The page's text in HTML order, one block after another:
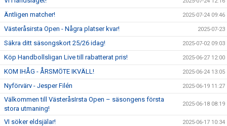
Äntligen matcher! 2025-07-24 09:46
Västeråsirsta Open - Några platser kvar! 2025-07-23
Säkra ditt säsongskort 25/26 idag! 2025-07-02 09:03
Köp Handbollsligan Live till rabatterat pris! 2025-06-27 12:00
KOM IHÅG - ÅRSMÖTE IKVÄLL! 2025-06-24 13:05
Nyförvärv - Jesper Filén 2025-06-19 11:27
Välkommen till VästeråsIrsta Open – säsongens första
stora utmaning!
2025-06-18 08:19
VI söker eldsjälar! 2025-06-17 10:34